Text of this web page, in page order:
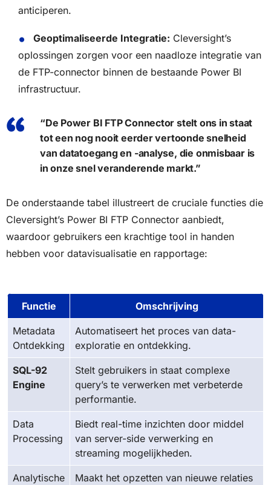
anticiperen.
Geoptimaliseerde Integratie: Cleversight’s
oplossingen zorgen voor een naadloze integratie van
de FTP-connector binnen de bestaande Power BI
infrastructuur.
“De Power BI FTP Connector stelt ons in staat
tot een nog nooit eerder vertoonde snelheid
van datatoegang en -analyse, die onmisbaar is
in onze snel veranderende markt.”
De onderstaande tabel illustreert de cruciale functies die
Cleversight’s Power BI FTP Connector aanbiedt,
waardoor gebruikers een krachtige tool in handen
hebben voor datavisualisatie en rapportage:
Functie Omschrijving
Metadata
Ontdekking
Automatiseert het proces van data-
exploratie en ontdekking.
SQL-92
Engine
Stelt gebruikers in staat complexe
query’s te verwerken met verbeterde
performantie.
Data
Processing
Biedt real-time inzichten door middel
van server-side verwerking en
streaming mogelijkheden.
Analytische
Maakt het opzetten van nieuwe relaties